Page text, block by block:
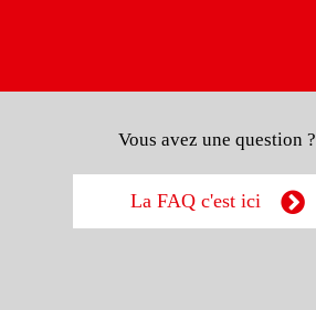
Vous avez une question ?
La FAQ c'est ici